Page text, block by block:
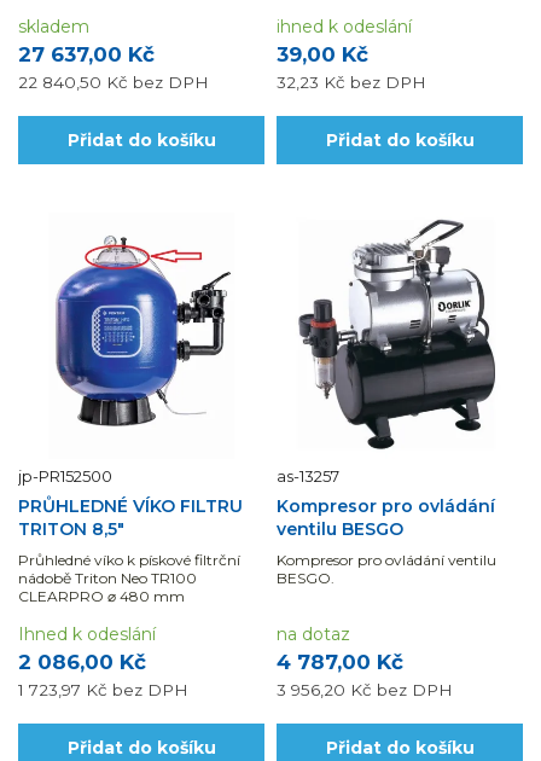
27 637,00 Kč
22 840,50 Kč bez DPH
skladem
Přidat do košíku
jednotlivých funkcí pro snadnou
obsluhu ventilu.
39,00 Kč
32,23 Kč bez DPH
ihned k odeslání
Přidat do košíku
jp-PR152500
PRŮHLEDNÉ VÍKO FILTRU
TRITON 8,5"
Průhledné víko k pískové filtrční
nádobě Triton Neo TR100
CLEARPRO ⌀ 480 mm
2 086,00 Kč
1 723,97 Kč bez DPH
Ihned k odeslání
Přidat do košíku
as-13257
Kompresor pro ovládání
ventilu BESGO
Kompresor pro ovládání ventilu
BESGO.
4 787,00 Kč
3 956,20 Kč bez DPH
na dotaz
Přidat do košíku